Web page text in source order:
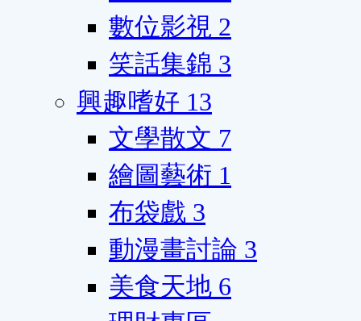
數位影視 2
笑話集錦 3
興趣嗜好 13
文學散文 7
繪圖藝術 1
布袋戲 3
動漫畫討論 3
美食天地 6